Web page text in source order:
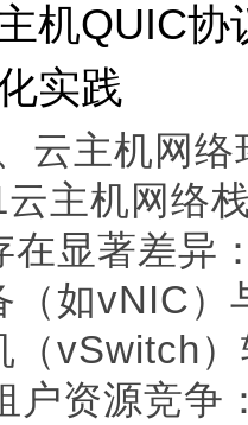
机QUIC协
实践
云主机网
云主机网络
在显著差异
（如vNIC
（vSwitch
户资源竞争